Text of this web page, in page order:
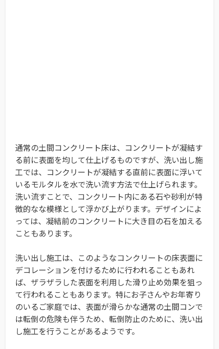
通常の土間コンクリート床は、コンクリートが凝結す
る前に表面を均して仕上げるものですが、洗い出し施
工では、コンクリートが凝結する直前に表面に浮いて
いるモルタルを水で洗い流す方法で仕上げられます。
洗い流すことで、コンクリート内にある石や砂利が特
徴的なな模様として浮かび上がります。デザインによ
っては、凝結前のコンクリートに大き目の石を加える
こともあります。
洗い出し施工は、このようなコンクリートの床表面に
デコレーションを付けるために行われることもあれ
ば、ザラザラした表面を利用した滑り止め効果を狙っ
て行われることもあります。特にお子さんやお年寄り
のいるご家庭では、表面が滑らかな通常の土間コンで
は転倒の危険も伴うため、転倒防止のために、洗い出
し施工を行うことがあるようです。